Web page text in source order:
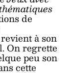
de
à son
On regrette
peu son
cette